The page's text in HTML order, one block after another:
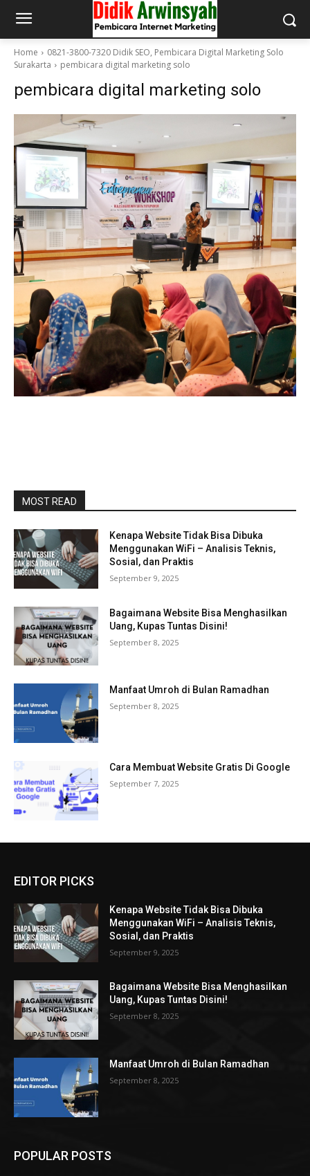
Home
0821-3800-7320 Didik SEO, Pembicara Digital Marketing Solo
Surakarta
pembicara digital marketing solo
pembicara digital marketing solo
MOST READ
Kenapa Website Tidak Bisa Dibuka
Menggunakan WiFi – Analisis Teknis,
Sosial, dan Praktis
September 9, 2025
Bagaimana Website Bisa Menghasilkan
Uang, Kupas Tuntas Disini!
September 8, 2025
Manfaat Umroh di Bulan Ramadhan
September 8, 2025
Cara Membuat Website Gratis Di Google
September 7, 2025
EDITOR PICKS
Kenapa Website Tidak Bisa Dibuka
Menggunakan WiFi – Analisis Teknis,
Sosial, dan Praktis
September 9, 2025
Bagaimana Website Bisa Menghasilkan
Uang, Kupas Tuntas Disini!
September 8, 2025
Manfaat Umroh di Bulan Ramadhan
September 8, 2025
POPULAR POSTS